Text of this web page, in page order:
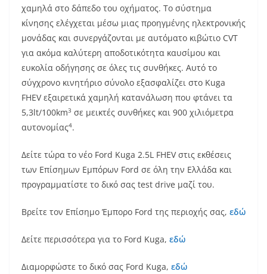
χαμηλά στο δάπεδο του οχήματος. Το σύστημα
κίνησης ελέγχεται μέσω μιας προηγμένης ηλεκτρονικής
μονάδας και συνεργάζονται με αυτόματο κιβώτιο CVT
για ακόμα καλύτερη αποδοτικότητα καυσίμου και
ευκολία οδήγησης σε όλες τις συνθήκες. Αυτό το
σύγχρονο κινητήριο σύνολο εξασφαλίζει στο Kuga
FHEV εξαιρετικά χαμηλή κατανάλωση που φτάνει τα
5,3lt/100km3 σε μεικτές συνθήκες και 900 χιλιόμετρα
αυτονομίας4.
Δείτε τώρα το νέο Ford Kuga 2.5L FHEV στις εκθέσεις
των Επίσημων Εμπόρων Ford σε όλη την Ελλάδα και
προγραμματίστε το δικό σας test drive μαζί του.
Βρείτε τον Επίσημο Έμπορο Ford της περιοχής σας, εδώ
Δείτε περισσότερα για το Ford Kuga, εδώ
Διαμορφώστε το δικό σας Ford Kuga, εδώ